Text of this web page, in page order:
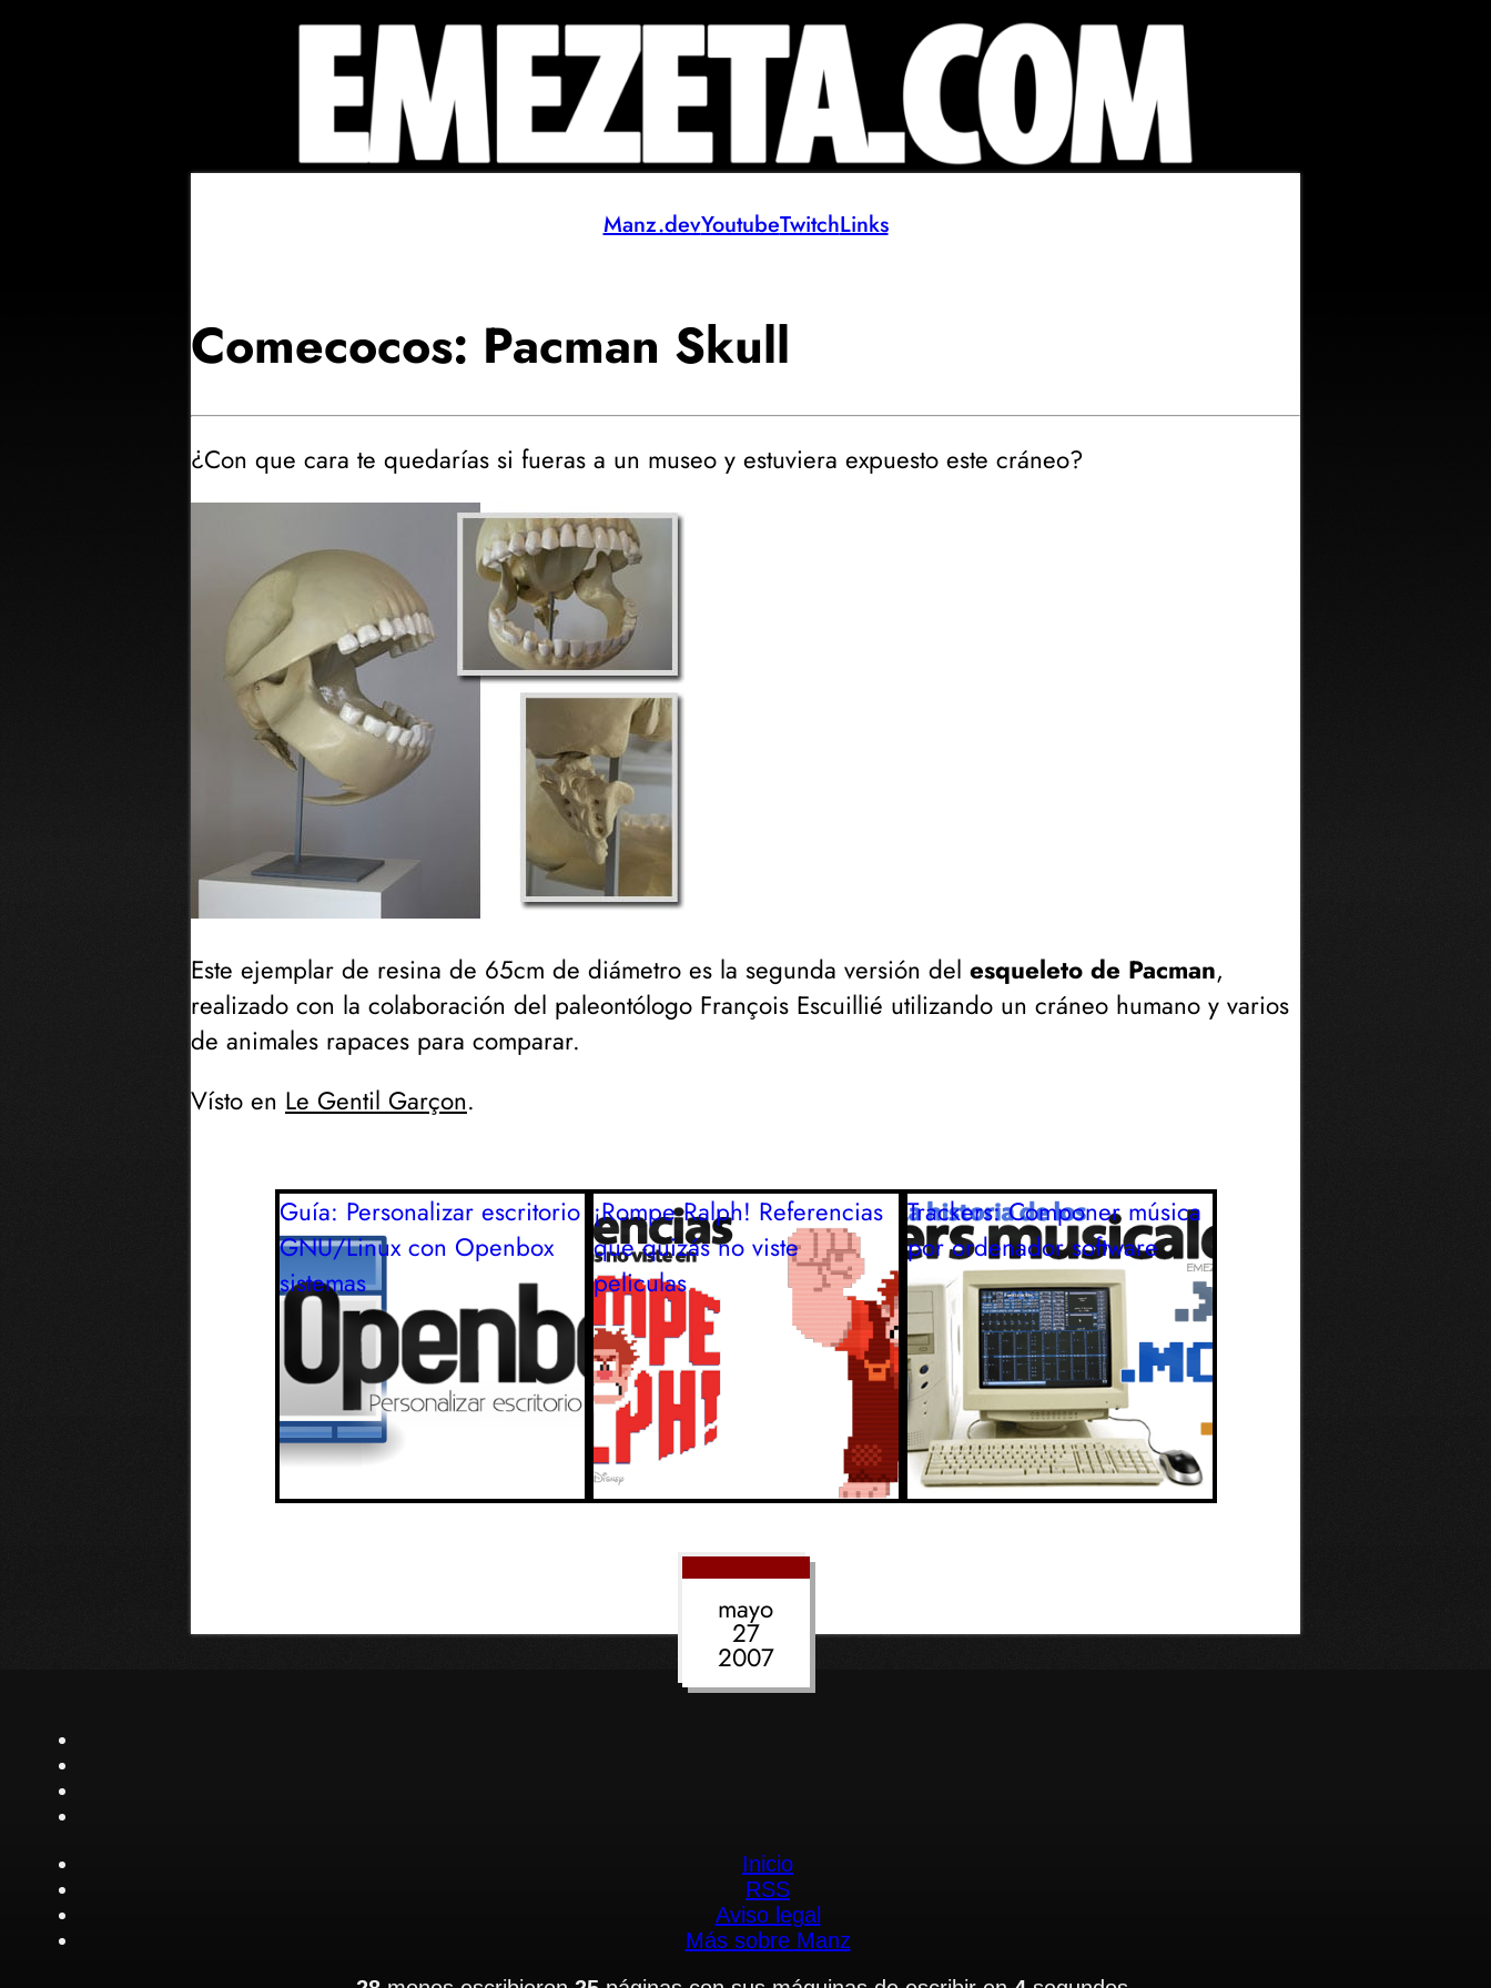
Manz.devYoutubeTwitchLinks
Comecocos: Pacman Skull
¿Con que cara te quedarías si fueras a un museo y estuviera expuesto este cráneo?
Este ejemplar de resina de 65cm de diámetro es la segunda versión del esqueleto de Pacman,
realizado con la colaboración del paleontólogo François Escuillié utilizando un cráneo humano y varios
de animales rapaces para comparar.
Vísto en Le Gentil Garçon.
Guía: Personalizar escritorio
GNU/Linux con Openbox
sistemas
¡Rompe Ralph! Referencias
que quizás no viste
peliculas
Trackers: Componer música
por ordenador software
mayo
27
2007
Inicio
RSS
Aviso legal
Más sobre Manz